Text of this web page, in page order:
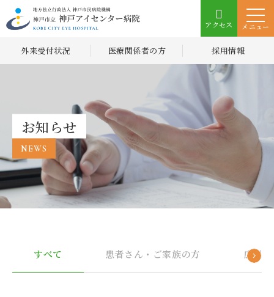
アクセス メニュー
外来受付状況 医療関係者の方 採用情報
お知らせ
NEWS
すべて 患者さん・ご家族の方 広報誌